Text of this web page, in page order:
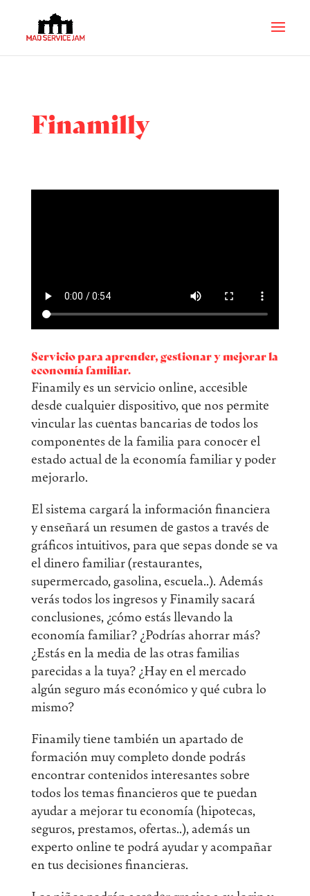
Finamilly
Servicio para aprender, gestionar y mejorar la
economía familiar.
Finamily es un servicio online, accesible
desde cualquier dispositivo, que nos permite
vincular las cuentas bancarias de todos los
componentes de la familia para conocer el
estado actual de la economía familiar y poder
mejorarlo.
El sistema cargará la información financiera
y enseñará un resumen de gastos a través de
gráficos intuitivos, para que sepas donde se va
el dinero familiar (restaurantes,
supermercado, gasolina, escuela..). Además
verás todos los ingresos y Finamily sacará
conclusiones, ¿cómo estás llevando la
economía familiar? ¿Podrías ahorrar más?
¿Estás en la media de las otras familias
parecidas a la tuya? ¿Hay en el mercado
algún seguro más económico y qué cubra lo
mismo?
Finamily tiene también un apartado de
formación muy completo donde podrás
encontrar contenidos interesantes sobre
todos los temas financieros que te puedan
ayudar a mejorar tu economía (hipotecas,
seguros, prestamos, ofertas..), además un
experto online te podrá ayudar y acompañar
en tus decisiones financieras.